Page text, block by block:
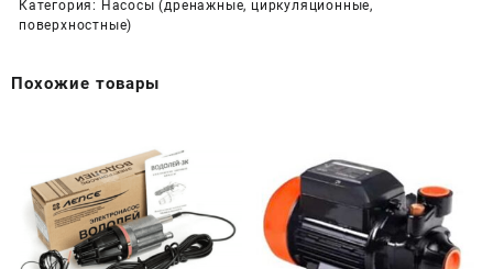
Категория: Насосы (дренажные, циркуляционные,
поверхностные)
Похожие товары